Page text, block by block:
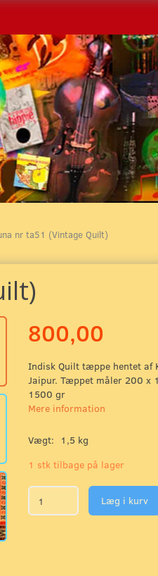
nr ta51 (Vintage Quilt)
800,00
Indisk Quilt tæppe hentet af
Jaipur. Tæppet måler 200 x
1500 gr
Mere information
Vægt:
1,5 kg
1 stk tilbage på lager
Læg i kurv